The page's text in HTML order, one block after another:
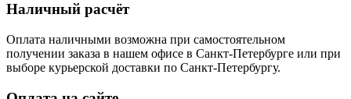
Наличный расчёт
Оплата наличными возможна при самостоятельном
получении заказа в нашем офисе в Санкт-Петербурге или при
выборе курьерской доставки по Санкт-Петербургу.